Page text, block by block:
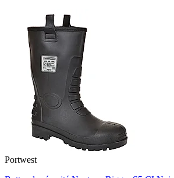
Portwest